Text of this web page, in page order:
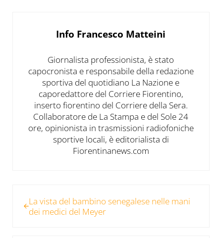
Info Francesco Matteini
Giornalista professionista, è stato
capocronista e responsabile della redazione
sportiva del quotidiano La Nazione e
caporedattore del Corriere Fiorentino,
inserto fiorentino del Corriere della Sera.
Collaboratore de La Stampa e del Sole 24
ore, opinionista in trasmissioni radiofoniche
sportive locali, è editorialista di
Fiorentinanews.com
La vista del bambino senegalese nelle mani
dei medici del Meyer